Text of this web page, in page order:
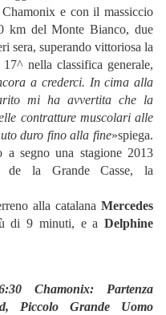
e con il massiccio
km del Monte Bianco, due
sera, superando vittoriosa la
nella classifica generale,
a crederci. In cima alla
mi ha avvertita che la
contratture muscolari alle
duro fino alla fine»spiega.
a segno una stagione 2013
de la Grande Casse, la
alla catalana Mercedes
di 9 minuti, e aDelphine
Chamonix: Partenza
Piccolo Grande Uomo